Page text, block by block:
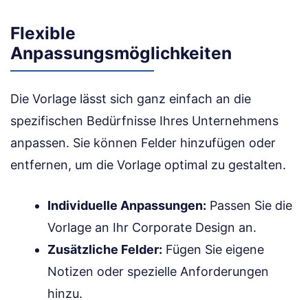
Flexible
Anpassungsmöglichkeiten
Die Vorlage lässt sich ganz einfach an die
spezifischen Bedürfnisse Ihres Unternehmens
anpassen. Sie können Felder hinzufügen oder
entfernen, um die Vorlage optimal zu gestalten.
Individuelle Anpassungen: Passen Sie die
Vorlage an Ihr Corporate Design an.
Zusätzliche Felder: Fügen Sie eigene
Notizen oder spezielle Anforderungen
hinzu.